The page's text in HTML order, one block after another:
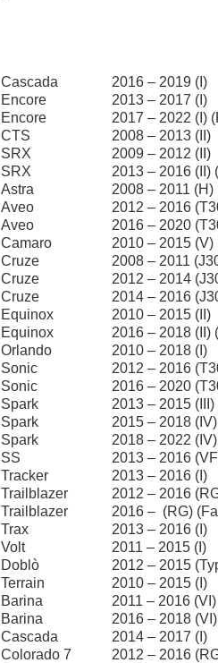
Cascada
2016 – 2019 (I)
Encore
2013 – 2017 (I)
Encore
2017 – 2022 (I)
CTS
2008 – 2013 (II)
SRX
2009 – 2012 (II)
SRX
2013 – 2016 (II)
Astra
2008 – 2011 (H)
Aveo
2012 – 2016
Aveo
2016 – 2020
Camaro
2010 – 2015 (V)
Cruze
2008 – 2011
Cruze
2012 – 2014
Cruze
2014 – 2016
Equinox
2010 – 2015 (II)
Equinox
2016 – 2018 (II)
Orlando
2010 – 2018 (I)
Sonic
2012 – 2016
Sonic
2016 – 2020
Spark
2013 – 2015
Spark
2015 – 2018 (IV)
Spark
2018 – 2022
SS
2013 – 2016
Tracker
2013 – 2016 (I)
Trailblazer
2012 – 2016
Trailblazer
2016 – (RG)
Trax
2013 – 2016 (I)
Volt
2011 – 2015 (I)
Doblò
2012 – 2015
Terrain
2010 – 2015 (I)
Barina
2011 – 2016 (VI)
Barina
2016 – 2018
Cascada
2014 – 2017 (I)
Colorado 7
2012 – 2016